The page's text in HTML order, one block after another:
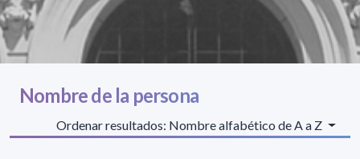
Nombre de la persona
Ordenar resultados: Nombre alfabético de A a Z